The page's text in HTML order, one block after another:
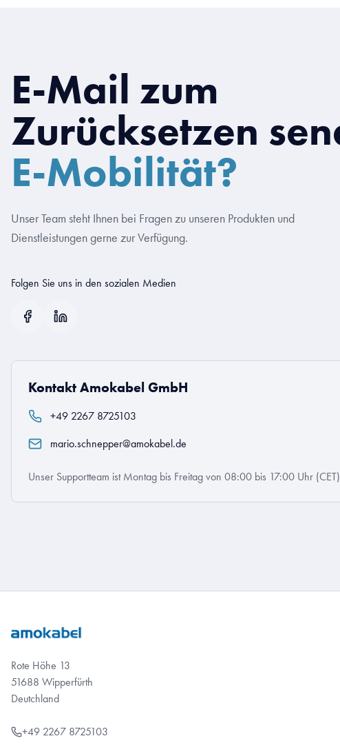
E-Mail zum
Zurücksetzen
E-Mobilität?
Unser Team steht Ihnen bei Fragen zu unseren Produkten und
Dienstleistungen gerne zur Verfügung.
Folgen Sie uns in den sozialen Medien
Kontakt Amokabel GmbH
+49 2267 8725103
mario.schnepper@amokabel.de
Unser Supportteam ist Montag bis Freitag von 08:00 bis 17:00 Uhr
Rote Höhe 13
51688 Wipperfürth
Deutchland
+49 2267 8725103